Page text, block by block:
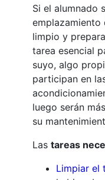
Si el alumnado
limpio y
tarea esencial
suyo, algo
participan en
luego serán
su
Las tareas
Limpiar el